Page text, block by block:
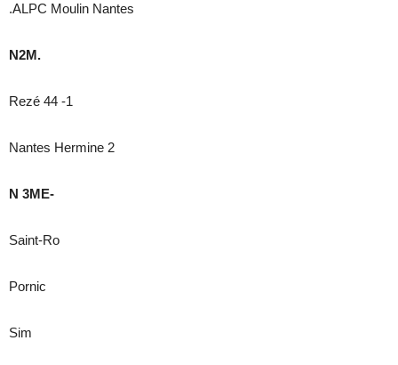
.ALPC Moulin Nantes
N2M.
Rezé 44 -1
Nantes Hermine 2
N 3ME-
Saint-Ro
Pornic
Sim